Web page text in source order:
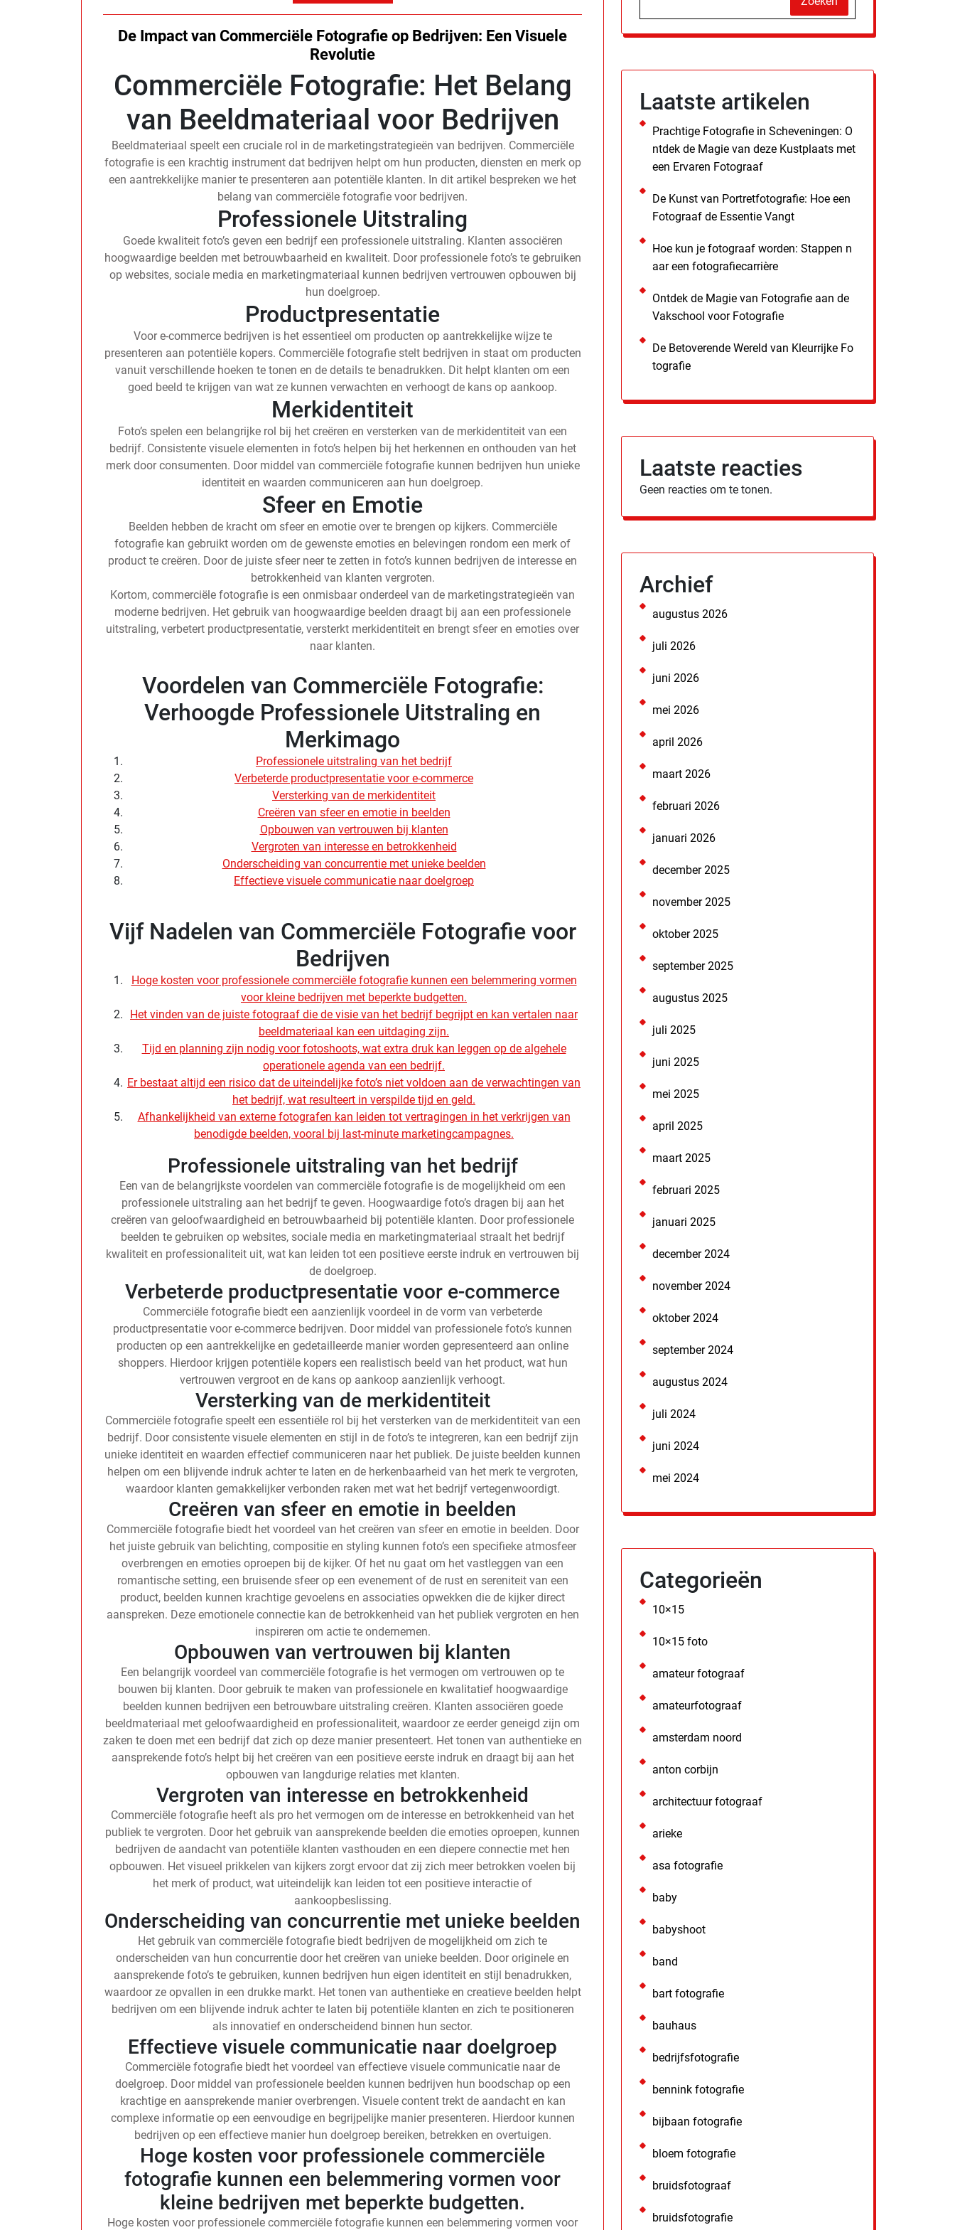
De Impact van Commerciële Fotografie op Bedrijven: Een Visuele
Revolutie
Commerciële Fotografie: Het Belang
van Beeldmateriaal voor Bedrijven
Beeldmateriaal speelt een cruciale rol in de marketingstrategieën van bedrijven. Commerciële
fotografie is een krachtig instrument dat bedrijven helpt om hun producten, diensten en merk op
een aantrekkelijke manier te presenteren aan potentiële klanten. In dit artikel bespreken we het
belang van commerciële fotografie voor bedrijven.
Professionele Uitstraling
Goede kwaliteit foto’s geven een bedrijf een professionele uitstraling. Klanten associëren
hoogwaardige beelden met betrouwbaarheid en kwaliteit. Door professionele foto’s te gebruiken
op websites, sociale media en marketingmateriaal kunnen bedrijven vertrouwen opbouwen bij
hun doelgroep.
Productpresentatie
Voor e-commerce bedrijven is het essentieel om producten op aantrekkelijke wijze te
presenteren aan potentiële kopers. Commerciële fotografie stelt bedrijven in staat om producten
vanuit verschillende hoeken te tonen en de details te benadrukken. Dit helpt klanten om een
goed beeld te krijgen van wat ze kunnen verwachten en verhoogt de kans op aankoop.
Merkidentiteit
Foto’s spelen een belangrijke rol bij het creëren en versterken van de merkidentiteit van een
bedrijf. Consistente visuele elementen in foto’s helpen bij het herkennen en onthouden van het
merk door consumenten. Door middel van commerciële fotografie kunnen bedrijven hun unieke
identiteit en waarden communiceren aan hun doelgroep.
Sfeer en Emotie
Beelden hebben de kracht om sfeer en emotie over te brengen op kijkers. Commerciële
fotografie kan gebruikt worden om de gewenste emoties en belevingen rondom een merk of
product te creëren. Door de juiste sfeer neer te zetten in foto’s kunnen bedrijven de interesse en
betrokkenheid van klanten vergroten.
Kortom, commerciële fotografie is een onmisbaar onderdeel van de marketingstrategieën van
moderne bedrijven. Het gebruik van hoogwaardige beelden draagt bij aan een professionele
uitstraling, verbetert productpresentatie, versterkt merkidentiteit en brengt sfeer en emoties over
naar klanten.
Voordelen van Commerciële Fotografie:
Verhoogde Professionele Uitstraling en
Merkimago
Professionele uitstraling van het bedrijf
Verbeterde productpresentatie voor e-commerce
Versterking van de merkidentiteit
Creëren van sfeer en emotie in beelden
Opbouwen van vertrouwen bij klanten
Vergroten van interesse en betrokkenheid
Onderscheiding van concurrentie met unieke beelden
Effectieve visuele communicatie naar doelgroep
Vijf Nadelen van Commerciële Fotografie voor
Bedrijven
Hoge kosten voor professionele commerciële fotografie kunnen een belemmering vormen
voor kleine bedrijven met beperkte budgetten.
Het vinden van de juiste fotograaf die de visie van het bedrijf begrijpt en kan vertalen naar
beeldmateriaal kan een uitdaging zijn.
Tijd en planning zijn nodig voor fotoshoots, wat extra druk kan leggen op de algehele
operationele agenda van een bedrijf.
Er bestaat altijd een risico dat de uiteindelijke foto’s niet voldoen aan de verwachtingen van
het bedrijf, wat resulteert in verspilde tijd en geld.
Afhankelijkheid van externe fotografen kan leiden tot vertragingen in het verkrijgen van
benodigde beelden, vooral bij last-minute marketingcampagnes.
Professionele uitstraling van het bedrijf
Een van de belangrijkste voordelen van commerciële fotografie is de mogelijkheid om een
professionele uitstraling aan het bedrijf te geven. Hoogwaardige foto’s dragen bij aan het
creëren van geloofwaardigheid en betrouwbaarheid bij potentiële klanten. Door professionele
beelden te gebruiken op websites, sociale media en marketingmateriaal straalt het bedrijf
kwaliteit en professionaliteit uit, wat kan leiden tot een positieve eerste indruk en vertrouwen bij
de doelgroep.
Verbeterde productpresentatie voor e-commerce
Commerciële fotografie biedt een aanzienlijk voordeel in de vorm van verbeterde
productpresentatie voor e-commerce bedrijven. Door middel van professionele foto’s kunnen
producten op een aantrekkelijke en gedetailleerde manier worden gepresenteerd aan online
shoppers. Hierdoor krijgen potentiële kopers een realistisch beeld van het product, wat hun
vertrouwen vergroot en de kans op aankoop aanzienlijk verhoogt.
Versterking van de merkidentiteit
Commerciële fotografie speelt een essentiële rol bij het versterken van de merkidentiteit van een
bedrijf. Door consistente visuele elementen en stijl in de foto’s te integreren, kan een bedrijf zijn
unieke identiteit en waarden effectief communiceren naar het publiek. De juiste beelden kunnen
helpen om een blijvende indruk achter te laten en de herkenbaarheid van het merk te vergroten,
waardoor klanten gemakkelijker verbonden raken met wat het bedrijf vertegenwoordigt.
Creëren van sfeer en emotie in beelden
Commerciële fotografie biedt het voordeel van het creëren van sfeer en emotie in beelden. Door
het juiste gebruik van belichting, compositie en styling kunnen foto’s een specifieke atmosfeer
overbrengen en emoties oproepen bij de kijker. Of het nu gaat om het vastleggen van een
romantische setting, een bruisende sfeer op een evenement of de rust en sereniteit van een
product, beelden kunnen krachtige gevoelens en associaties opwekken die de kijker direct
aanspreken. Deze emotionele connectie kan de betrokkenheid van het publiek vergroten en hen
inspireren om actie te ondernemen.
Opbouwen van vertrouwen bij klanten
Een belangrijk voordeel van commerciële fotografie is het vermogen om vertrouwen op te
bouwen bij klanten. Door gebruik te maken van professionele en kwalitatief hoogwaardige
beelden kunnen bedrijven een betrouwbare uitstraling creëren. Klanten associëren goede
beeldmateriaal met geloofwaardigheid en professionaliteit, waardoor ze eerder geneigd zijn om
zaken te doen met een bedrijf dat zich op deze manier presenteert. Het tonen van authentieke en
aansprekende foto’s helpt bij het creëren van een positieve eerste indruk en draagt bij aan het
opbouwen van langdurige relaties met klanten.
Vergroten van interesse en betrokkenheid
Commerciële fotografie heeft als pro het vermogen om de interesse en betrokkenheid van het
publiek te vergroten. Door het gebruik van aansprekende beelden die emoties oproepen, kunnen
bedrijven de aandacht van potentiële klanten vasthouden en een diepere connectie met hen
opbouwen. Het visueel prikkelen van kijkers zorgt ervoor dat zij zich meer betrokken voelen bij
het merk of product, wat uiteindelijk kan leiden tot een positieve interactie of
aankoopbeslissing.
Onderscheiding van concurrentie met unieke beelden
Het gebruik van commerciële fotografie biedt bedrijven de mogelijkheid om zich te
onderscheiden van hun concurrentie door het creëren van unieke beelden. Door originele en
aansprekende foto’s te gebruiken, kunnen bedrijven hun eigen identiteit en stijl benadrukken,
waardoor ze opvallen in een drukke markt. Het tonen van authentieke en creatieve beelden helpt
bedrijven om een blijvende indruk achter te laten bij potentiële klanten en zich te positioneren
als innovatief en onderscheidend binnen hun sector.
Effectieve visuele communicatie naar doelgroep
Commerciële fotografie biedt het voordeel van effectieve visuele communicatie naar de
doelgroep. Door middel van professionele beelden kunnen bedrijven hun boodschap op een
krachtige en aansprekende manier overbrengen. Visuele content trekt de aandacht en kan
complexe informatie op een eenvoudige en begrijpelijke manier presenteren. Hierdoor kunnen
bedrijven op een effectieve manier hun doelgroep bereiken, betrekken en overtuigen.
Hoge kosten voor professionele commerciële
fotografie kunnen een belemmering vormen voor
kleine bedrijven met beperkte budgetten.
Hoge kosten voor professionele commerciële fotografie kunnen een belemmering vormen voor
Laatste artikelen
Prachtige Fotografie in Scheveningen: O
ntdek de Magie van deze Kustplaats met
een Ervaren Fotograaf
De Kunst van Portretfotografie: Hoe een
Fotograaf de Essentie Vangt
Hoe kun je fotograaf worden: Stappen n
aar een fotografiecarrière
Ontdek de Magie van Fotografie aan de
Vakschool voor Fotografie
De Betoverende Wereld van Kleurrijke Fo
tografie
Laatste reacties
Geen reacties om te tonen.
Archief
augustus 2026
juli 2026
juni 2026
mei 2026
april 2026
maart 2026
februari 2026
januari 2026
december 2025
november 2025
oktober 2025
september 2025
augustus 2025
juli 2025
juni 2025
mei 2025
april 2025
maart 2025
februari 2025
januari 2025
december 2024
november 2024
oktober 2024
september 2024
augustus 2024
juli 2024
juni 2024
mei 2024
Categorieën
10×15
10×15 foto
amateur fotograaf
amateurfotograaf
amsterdam noord
anton corbijn
architectuur fotograaf
arieke
asa fotografie
baby
babyshoot
band
bart fotografie
bauhaus
bedrijfsfotografie
bennink fotografie
bijbaan fotografie
bloem fotografie
bruidsfotograaf
bruidsfotografie